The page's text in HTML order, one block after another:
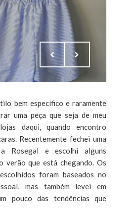
bem específico e raramente
uma peça que seja de meu
daqui, quando encontro
Recentemente fechei uma
Rosegal e escolhi alguns
verão que está chegando. Os
foram baseados no
mas também levei em
pouco das tendências que